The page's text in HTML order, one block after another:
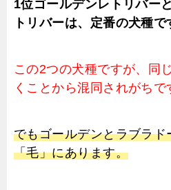
1位ゴールデンレトリバー
トリバーは、定番の犬種で
この2つの犬種ですが、同
くことから混同されがちで
でもゴールデンとラブラ
「毛」にあります。